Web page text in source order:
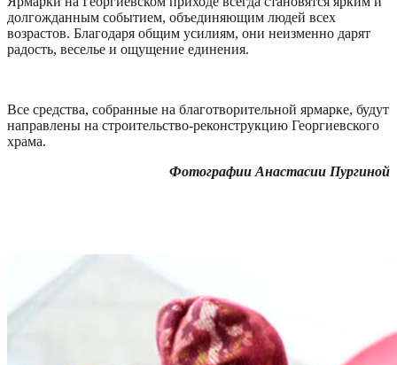
долгожданным событием, объединяющим людей всех
возрастов. Благодаря общим усилиям, они неизменно дарят
радость, веселье и ощущение единения.
Все средства, собранные на благотворительной ярмарке, будут
направлены на строительство-реконструкцию Георгиевского
храма.
Фотографии Анастасии Пургиной